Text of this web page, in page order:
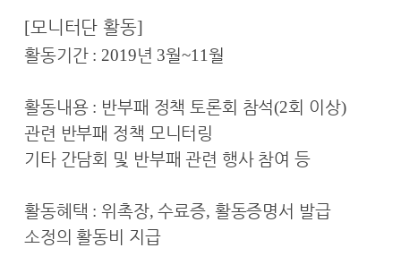
[모니터단 활동]
활동기간 : 2019년 3월~11 월
활동내용 : 반부패 정책 토론회 참석(2회 이상)
관련 반부패 정책 모니터링
기타 간담회 및 반부패 관련 행사 참여 등
활동혜택 :위촉장,수료증, 활동증명서 발급
소정의 활동비 지급